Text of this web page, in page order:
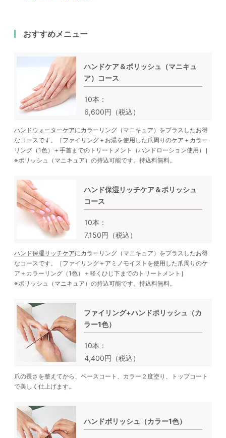
おすすめメニュー
ハンドケア＆ポリッシュ（マニキュ
ア）コース
10本
6,600円（税込）
ハンドウォーターケアにカラーリング（マニキュア）をプラスしたお得
なコースです。［ファイリング＋お湯を使用した爪周りのケア＋カラー
リング（1色）＋手首までのトリートメント（ハンドローション使用）］
※ポリッシュ（マニキュア）の持込可能です。持込料無料。
ハンド保湿リッチケア＆ポリッシュ
コース
10本
7,150円（税込）
ハンド保湿リッチケアにカラーリング（マニキュア）をプラスしたお得
なコースです。［ファイリング＋アミノモイストを使用した爪周りのケ
ア＋カラーリング（1色）＋軽くひじ下までのトリートメント］
※ポリッシュ（マニキュア）の持込可能です。持込料無料。
ファイリング+ハンドポリッシュ（カ
ラー1色）
10本
4,400円（税込）
爪の長さを整えてから、ベースコート、カラー２度塗り、トップコート
で美しく仕上げます。
ハンドポリッシュ（カラー1色）